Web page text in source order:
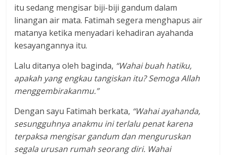
itu sedang mengisar biji-biji gandum dalam
linangan air mata. Fatimah segera menghapus air
matanya ketika menyadari kehadiran ayahanda
kesayangannya itu.
Lalu ditanya oleh baginda, “Wahai buah hatiku,
apakah yang engkau tangiskan itu? Semoga Allah
menggembirakanmu.”
Dengan sayu Fatimah berkata, “Wahai ayahanda,
sesungguhnya anakmu ini terlalu penat karena
terpaksa mengisar gandum dan menguruskan
segala urusan rumah seorang diri. Wahai